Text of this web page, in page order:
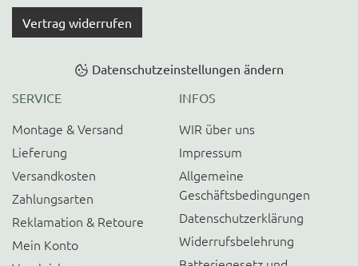
Vertrag widerrufen
Datenschutzeinstellungen ändern
SERVICE
Montage & Versand
Lieferung
Versandkosten
Zahlungsarten
Reklamation & Retoure
Mein Konto
INFOS
WIR über uns
Impressum
Allgemeine
Geschäftsbedingungen
Datenschutzerklärung
Widerrufsbelehrung